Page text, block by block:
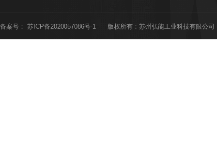
备案号： 苏ICP备2020057086号-1 版权所有：苏州弘能工业科技有限公司